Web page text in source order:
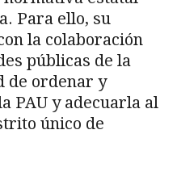
Para ello, su
la colaboración
públicas de la
de ordenar y
PAU y adecuarla al
único de